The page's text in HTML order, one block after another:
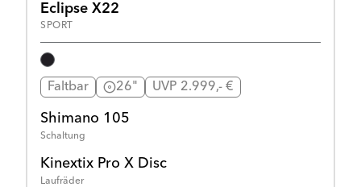
Eclipse X22
SPORT
Faltbar 26" UVP 2.999,- €
Shimano 105
Schaltung
Kinextix Pro X Disc
Laufräder